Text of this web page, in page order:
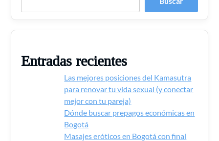
Entradas recientes
Las mejores posiciones del Kamasutra
para renovar tu vida sexual (y conectar
mejor con tu pareja)
Dónde buscar prepagos económicas en
Bogotá
Masajes eróticos en Bogotá con final